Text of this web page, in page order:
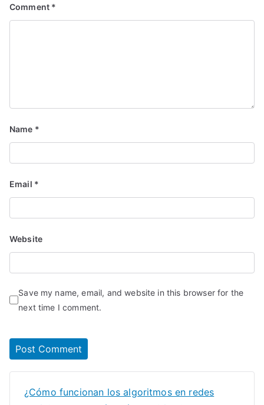
Comment *
Name *
Email *
Website
Save my name, email, and website in this browser for the
next time I comment.
¿Cómo funcionan los algoritmos en redes